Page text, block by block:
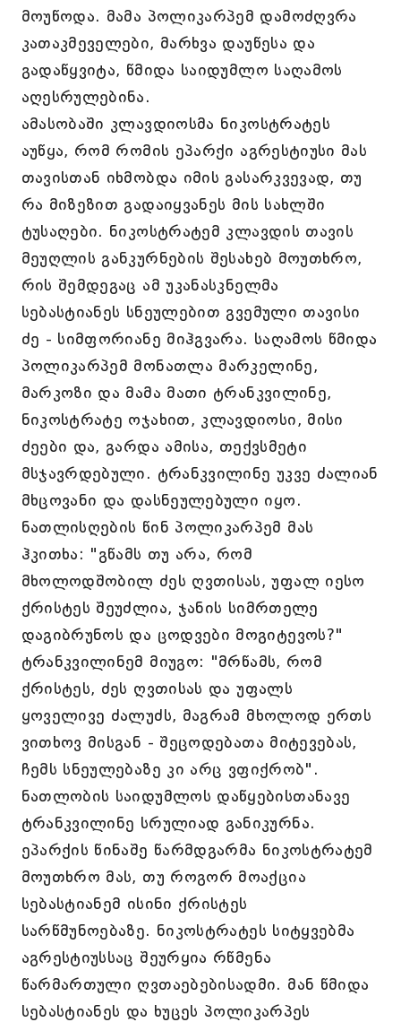
მოუწოდა. მამა პოლიკარპემ დამოძღვრა
კათაკმეველები, მარხვა დაუწესა და
გადაწყვიტა, წმიდა საიდუმლო საღამოს
აღესრულებინა.
ამასობაში კლავდიოსმა ნიკოსტრატეს
აუწყა, რომ რომის ეპარქი აგრესტიუსი მას
თავისთან იხმობდა იმის გასარკვევად, თუ
რა მიზეზით გადაიყვანეს მის სახლში
ტუსაღები. ნიკოსტრატემ კლავდის თავის
მეუღლის განკურნების შესახებ მოუთხრო,
რის შემდეგაც ამ უკანასკნელმა
სებასტიანეს სნეულებით გვემული თავისი
ძე - სიმფორიანე მიჰგვარა. საღამოს წმიდა
პოლიკარპემ მონათლა მარკელინე,
მარკოზი და მამა მათი ტრანკვილინე,
ნიკოსტრატე ოჯახით, კლავდიოსი, მისი
ძეები და, გარდა ამისა, თექვსმეტი
მსჯავრდებული. ტრანკვილინე უკვე ძალიან
მხცოვანი და დასნეულებული იყო.
ნათლისღების წინ პოლიკარპემ მას
ჰკითხა: "გწამს თუ არა, რომ
მხოლოდშობილ ძეს ღვთისას, უფალ იესო
ქრისტეს შეუძლია, ჯანის სიმრთელე
დაგიბრუნოს და ცოდვები მოგიტევოს?"
ტრანკვილინემ მიუგო: "მრწამს, რომ
ქრისტეს, ძეს ღვთისას და უფალს
ყოველივე ძალუძს, მაგრამ მხოლოდ ერთს
ვითხოვ მისგან - შეცოდებათა მიტევებას,
ჩემს სნეულებაზე კი არც ვფიქრობ".
ნათლობის საიდუმლოს დაწყებისთანავე
ტრანკვილინე სრულიად განიკურნა.
ეპარქის წინაშე წარმდგარმა ნიკოსტრატემ
მოუთხრო მას, თუ როგორ მოაქცია
სებასტიანემ ისინი ქრისტეს
სარწმუნოებაზე. ნიკოსტრატეს სიტყვებმა
აგრესტიუსსაც შეურყია რწმენა
წარმართული ღვთაებებისადმი. მან წმიდა
სებასტიანეს და ხუცეს პოლიკარპეს